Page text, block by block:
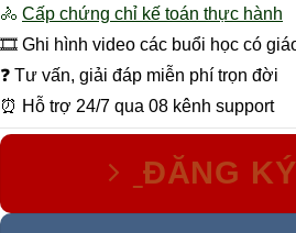
🚴 Cấp chứng chỉ kế toán thực hành
🎞 Ghi hình video các buổi học có
❓ Tư vấn, giải đáp miễn phí trọn đời
⏰ Hỗ trợ 24/7 qua 08 kênh support
ĐĂNG